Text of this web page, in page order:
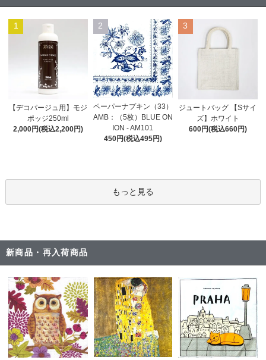
1
【デコパージュ用】モジ
ポッジ250ml
2,000円(税込2,200円)
2
ペーパーナプキン（33）
AMB：（5枚）BLUE ON
ION - AM101
450円(税込495円)
3
ジュートバッグ 【Sサイ
ズ】ホワイト
600円(税込660円)
もっと見る
新商品・再入荷商品